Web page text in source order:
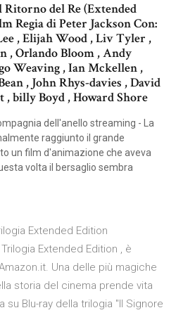
del Re (Extended
Regia di Peter Jackson Con:
, Elijah Wood , Liv Tyler ,
, Orlando Bloom , Andy
Weaving , Ian Mckellen ,
, John Rhys-davies , David
, billy Boyd , Howard Shore
dell'anello streaming - La
raggiunto il grande
un film d'animazione che aveva
volta il bersaglio sembra
Extended Edition
Extended Edition , è
Una delle più magiche
storia del cinema prende vita
Blu-ray della trilogia "Il Signore